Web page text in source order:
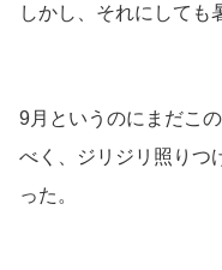
しかし、それにしても
9月というのにまだこ
べく、ジリジリ照りつ
った。